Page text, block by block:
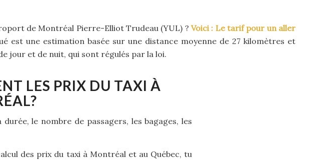
de Montréal Pierre-Elliot Trudeau (YUL) ?Voici : Le tarif pour un aller
est une estimation basée sur une distance moyenne de 27 kilomètres et
jour et de nuit, qui sont régulés par la loi.
LES PRIX DU TAXI À
le nombre de passagers, les bagages, les
des prix du taxi à Montréal et au Québec, tu